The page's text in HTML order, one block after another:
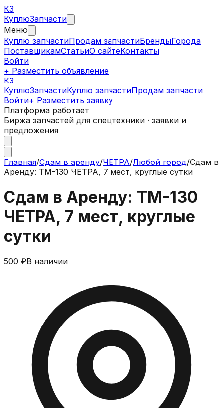
КЗ
КуплюЗапчасти
Меню
Куплю запчастиПродам запчастиБрендыГорода
ПоставщикамСтатьиО сайтеКонтакты
Войти
+ Разместить объявление
КЗ
КуплюЗапчастиКуплю запчастиПродам запчасти
Войти+ Разместить заявку
Платформа работает
Биржа запчастей для спецтехники · заявки и
предложения
Главная/Сдам в аренду/ЧЕТРА/Любой город/Сдам в
Аренду: ТМ-130 ЧЕТРА, 7 мест, круглые сутки
Сдам в Аренду: ТМ-130
ЧЕТРА, 7 мест, круглые
сутки
500 ₽В наличии